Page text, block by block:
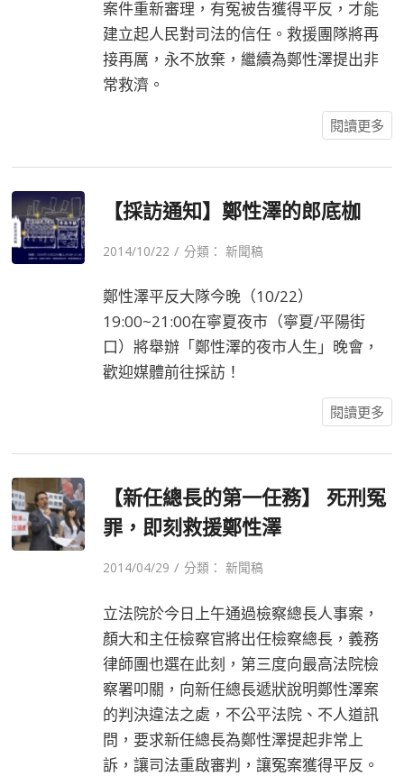
案件重新審理，有冤被告獲得平反，才能
建立起人民對司法的信任。救援團隊將再
接再厲，永不放棄，繼續為鄭性澤提出非
常救濟。
閱讀更多
【採訪通知】鄭性澤的郎底枷
2014/10/22 / 分類：新聞稿
鄭性澤平反大隊今晚（10/22）
19:00~21:00在寧夏夜市（寧夏/平陽街
口）將舉辦「鄭性澤的夜市人生」晚會，
歡迎媒體前往採訪！
閱讀更多
【新任總長的第一任務】 死刑冤
罪，即刻救援鄭性澤
2014/04/29 / 分類：新聞稿
立法院於今日上午通過檢察總長人事案，
顏大和主任檢察官將出任檢察總長，義務
律師團也選在此刻，第三度向最高法院檢
察署叩關，向新任總長遞狀說明鄭性澤案
的判決違法之處，不公平法院、不人道訊
問，要求新任總長為鄭性澤提起非常上
訴，讓司法重啟審判，讓冤案獲得平反。